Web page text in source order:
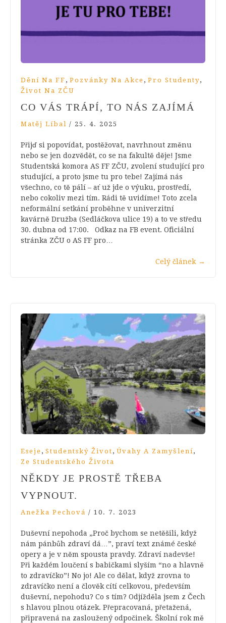
Dění Na FF , Pozvánky Na Akce , Pro Studenty,
Život Na ZČU
CO VÁS TRÁPÍ, TO NÁS ZAJÍMÁ
Matěj Líbal / 25. 4. 2025
Přijď si popovídat, postěžovat, navrhnout změnu
nebo se jen dozvědět, co se na fakultě děje! Jsme
Studentská komora AS FF ZČU, zvolení studující pro
studující, a proto jsme tu pro tebe! Zajímá nás
všechno, co tě pálí – ať už jde o výuku, prostředí,
nebo cokoliv mezi tím. Rádi tě uvidíme! Toto zcela
neformální setkání proběhne v univerzitní
kavárně Družba (Sedláčkova ulice 19) a to ve středu
30. dubna od 17:00. Odkaz na FB event. Oficiální
stránka ZČU o AS FF pro…
Celý článek →
Eseje , Studentský Život , Úvahy A Zamyšlení,
Ze Studentského Života
NĚKDY JE PROSTĚ TŘEBA
VYPNOUT.
Anežka Pechová / 10. 7. 2023
Duševní nepohoda „Proč bychom se netěšili, když
nám pánbůh zdraví dá…”, praví text známé české
opery a je v něm spousta pravdy. Zdraví nadevše!
Při každém loučení s babičkami slyším “no a hlavně
to zdravíčko”! No jo! Ale co dělat, když zrovna to
zdravíčko není a člověk cítí celkovou, především
duševní, nepohodu? Co s tím? Odjížděla jsem z Čech
s hlavou plnou otázek. Přepracovaná, přetažená,
připravená na zasloužený odpočinek. Školní rok mě